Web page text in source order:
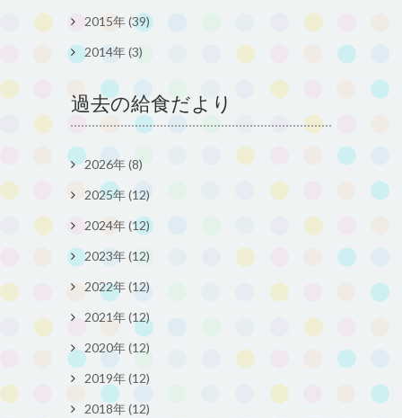
2015年 (39)
2014年 (3)
過去の給食だより
2026年 (8)
2025年 (12)
2024年 (12)
2023年 (12)
2022年 (12)
2021年 (12)
2020年 (12)
2019年 (12)
2018年 (12)